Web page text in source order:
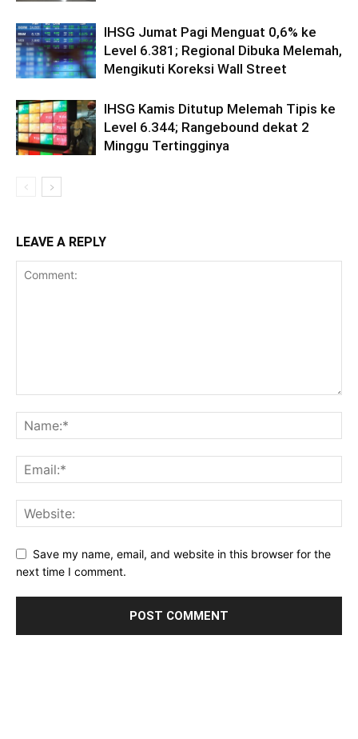
IHSG Jumat Pagi Menguat 0,6% ke
Level 6.381; Regional Dibuka Melemah,
Mengikuti Koreksi Wall Street
IHSG Kamis Ditutup Melemah Tipis ke
Level 6.344; Rangebound dekat 2
Minggu Tertingginya
LEAVE A REPLY
Save my name, email, and website in this browser for the
next time I comment.